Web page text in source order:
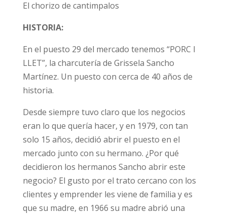
El chorizo de cantimpalos
HISTORIA:
En el puesto 29 del mercado tenemos “PORC I
LLET”, la charcutería de Grissela Sancho
Martínez. Un puesto con cerca de 40 años de
historia.
Desde siempre tuvo claro que los negocios
eran lo que quería hacer, y en 1979, con tan
solo 15 años, decidió abrir el puesto en el
mercado junto con su hermano. ¿Por qué
decidieron los hermanos Sancho abrir este
negocio? El gusto por el trato cercano con los
clientes y emprender les viene de familia y es
que su madre, en 1966 su madre abrió una